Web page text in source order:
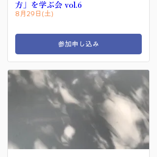
方」を学ぶ会 vol.6
8月29日(土)
参加申し込み